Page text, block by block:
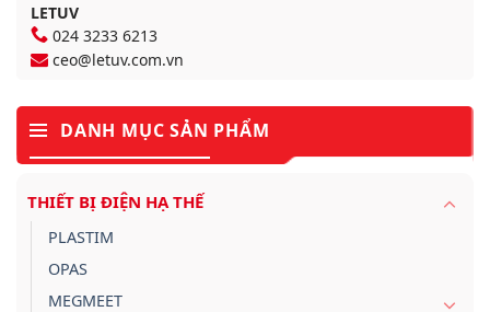
LETUV
024 3233 6213
ceo@letuv.com.vn
DANH MỤC SẢN PHẨM
THIẾT BỊ ĐIỆN HẠ THẾ
PLASTIM
OPAS
MEGMEET